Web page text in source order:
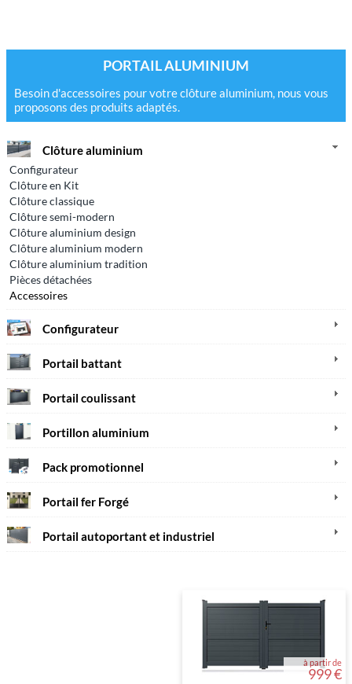
PORTAIL ALUMINIUM
Besoin d'accessoires pour votre clôture aluminium, nous vous
proposons des produits adaptés.
Clôture aluminium
Configurateur
Clôture en Kit
Clôture classique
Clôture semi-modern
Clôture aluminium design
Clôture aluminium modern
Clôture aluminium tradition
Pièces détachées
Accessoires
Configurateur
Portail battant
Portail coulissant
Portillon aluminium
Pack promotionnel
Portail fer Forgé
Portail autoportant et industriel
à partir de
999 €